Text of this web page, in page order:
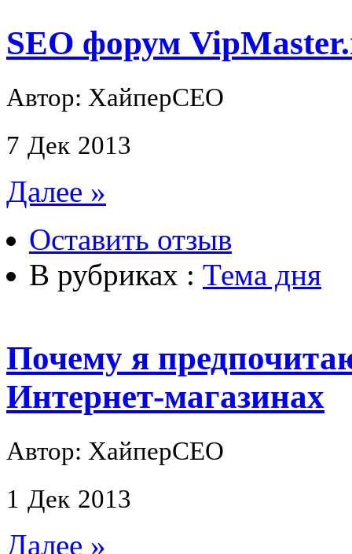
SEO форум
Автор: ХайперСЕО
7 Дек 2013
Далее »
Оставить отзыв
В рубриках : Тема дня
Почему я
Интернет-магазинах
Автор: ХайперСЕО
1 Дек 2013
Далее »